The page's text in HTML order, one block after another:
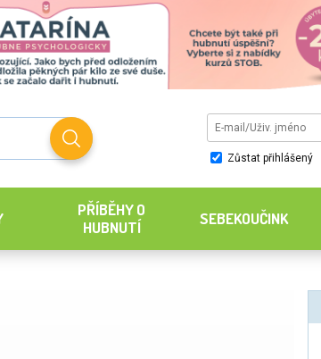
Zůstat přihlášený
PŘÍBĚHY O
HUBNUTÍ
SEBEKOUČINK